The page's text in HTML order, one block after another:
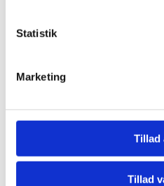
Statistik
Marketing
Tillad
Tillad
handicaptillæg
en fremtidig indretning
administration, der